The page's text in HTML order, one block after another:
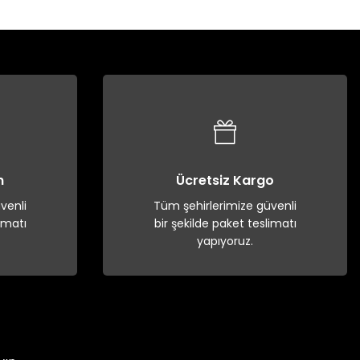
Ücretsiz Kargo
Tüm şehirlerimize güvenli
bir şekilde paket teslimatı
yapıyoruz.